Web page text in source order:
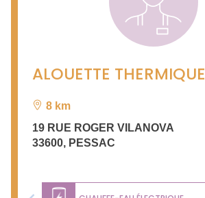
ALOUETTE THERMIQUE
8 km
19 RUE ROGER VILANOVA
33600, PESSAC